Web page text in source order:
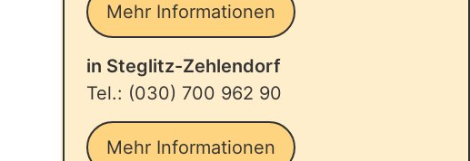
Mehr Informationen
in Steglitz-Zehlendorf
Tel.: (030) 700 962 90
Mehr Informationen